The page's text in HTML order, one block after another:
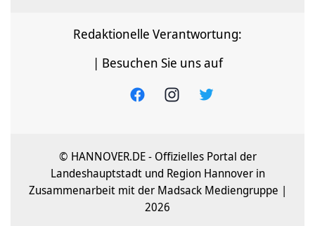
Redaktionelle Verantwortung:
| Besuchen Sie uns auf
© HANNOVER.DE - Offizielles Portal der
Landeshauptstadt und Region Hannover in
Zusammenarbeit mit der Madsack Mediengruppe |
2026